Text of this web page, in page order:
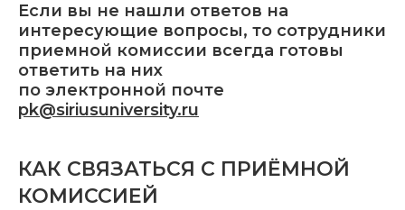
Если вы не нашли ответов на
интересующие вопросы, то сотрудники
приемной комиссии всегда готовы
ответить на них
по электронной почте
pk@siriusuniversity.ru
КАК СВЯЗАТЬСЯ С ПРИЁМНОЙ
КОМИССИЕЙ